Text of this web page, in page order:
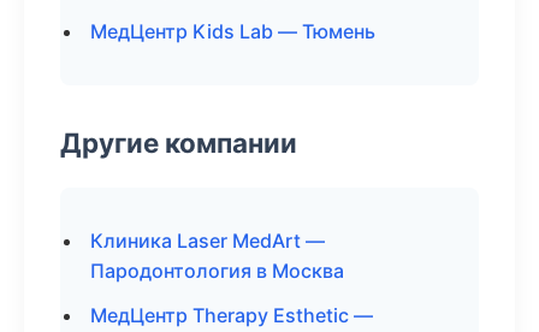
МедЦентр Kids Lab — Тюмень
Другие компании
Клиника Laser MedArt —
Пародонтология в Москва
МедЦентр Therapy Esthetic —